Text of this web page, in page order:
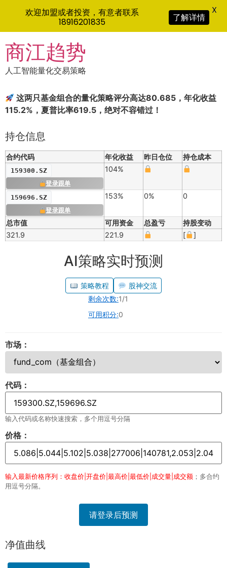
to
content
商江趋势
人工智能量化交易策略
这两只基金组合的量化策略评分高达80.685，年化收益
115.2%，夏普比率619.5，绝对不容错过！
持仓信息
合约代码 年化收益 昨日仓位 持仓成本
159300.SZ
登录跟单
104%
159696.SZ
登录跟单
153% 0% 0
总市值 可用资金 总盈亏
持股变动
321.9
221.9 [ ]
AI策略实时预测
策略教程
股神交流
剩余次数:1/1
可用积分:0
市场：
代码：
输入代码或名称快速搜索，多个用逗号分隔
价格：
输入最新价格序列：收盘价|开盘价|最高价|最低价|成交量|成交额 ；多合约
用逗号分隔。
请登录后预测
净值曲线
欢迎加盟或者投资，有意者联系
18916201835
了解详情
X